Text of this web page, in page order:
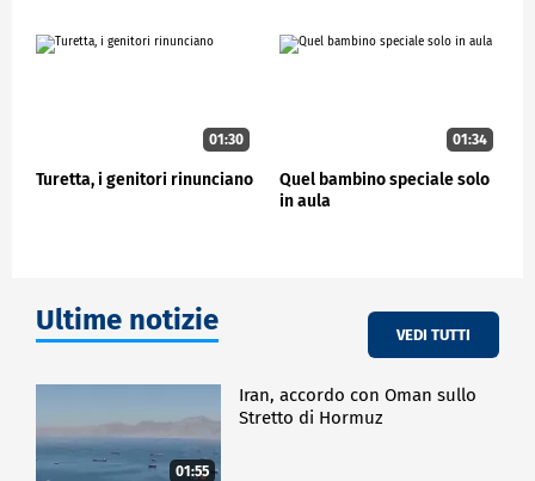
01:30
Turetta, i genitori rinunciano
01:34
Quel bambino speciale solo
in aula
Ultime notizie VEDI TUTTI
01:55
Iran, accordo con Oman sullo
Stretto di Hormuz